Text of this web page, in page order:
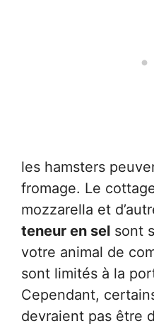
les hamsters
fromage. Le
mozzarella et
teneur en sel sont
votre animal de
sont limités à la
Cependant,
devraient pas être